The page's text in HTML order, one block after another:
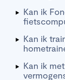
Kan ik
Kan ik
Kan ik